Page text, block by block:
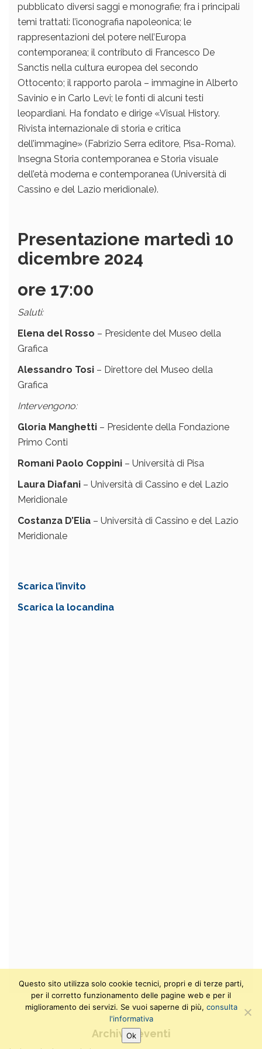
pubblicato diversi saggi e monografie; fra i principali
temi trattati: l’iconografia napoleonica; le
rappresentazioni del potere nell’Europa
contemporanea; il contributo di Francesco De
Sanctis nella cultura europea del secondo
Ottocento; il rapporto parola – immagine in Alberto
Savinio e in Carlo Levi; le fonti di alcuni testi
leopardiani. Ha fondato e dirige «Visual History.
Rivista internazionale di storia e critica
dell’immagine» (Fabrizio Serra editore, Pisa-Roma).
Insegna Storia contemporanea e Storia visuale
dell’età moderna e contemporanea (Università di
Cassino e del Lazio meridionale).
Presentazione martedì 10
dicembre 2024
ore 17:00
Saluti:
Elena del Rosso – Presidente del Museo della
Grafica
Alessandro Tosi – Direttore del Museo della
Grafica
Intervengono:
Gloria Manghetti – Presidente della Fondazione
Primo Conti
Romani Paolo Coppini – Università di Pisa
Laura Diafani – Università di Cassino e del Lazio
Meridionale
Costanza D’Elia – Università di Cassino e del Lazio
Meridionale
Scarica l’invito
Scarica la locandina
Archivio eventi
Questo sito utilizza solo cookie tecnici, propri e di terze parti,
per il corretto funzionamento delle pagine web e per il
miglioramento dei servizi. Se vuoi saperne di più, consulta
l'informativa
Ok